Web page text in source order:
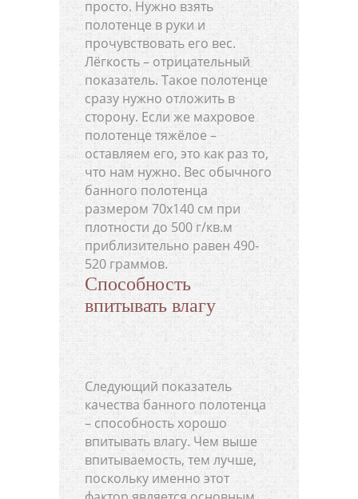
просто. Нужно взять
полотенце в руки и
прочувствовать его вес.
Лёгкость – отрицательный
показатель. Такое полотенце
сразу нужно отложить в
сторону. Если же махровое
полотенце тяжёлое –
оставляем его, это как раз то,
что нам нужно. Вес обычного
банного полотенца
размером 70х140 см при
плотности до 500 г/кв.м
приблизительно равен 490-
520 граммов.
Способность
впитывать влагу
Следующий показатель
качества банного полотенца
– способность хорошо
впитывать влагу. Чем выше
впитываемость, тем лучше,
поскольку именно этот